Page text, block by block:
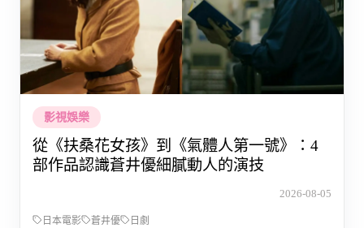
影視娛樂
從《扶桑花女孩》到《氣體人第一號》：4
部作品認識蒼井優細膩動人的演技
2026-08-05
日本電影 蒼井優 日劇